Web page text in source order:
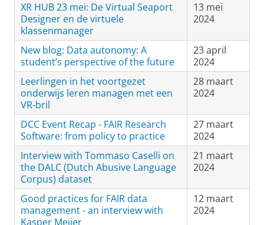
XR HUB 23 mei: De Virtual Seaport
Designer en de virtuele
klassenmanager
13 mei
2024
New blog: Data autonomy: A
student’s perspective of the future
23 april
2024
Leerlingen in het voortgezet
onderwijs leren managen met een
VR-bril
28 maart
2024
DCC Event Recap - FAIR Research
Software: from policy to practice
27 maart
2024
Interview with Tommaso Caselli on
the DALC (Dutch Abusive Language
Corpus) dataset
21 maart
2024
Good practices for FAIR data
management - an interview with
Kasper Meijer
12 maart
2024